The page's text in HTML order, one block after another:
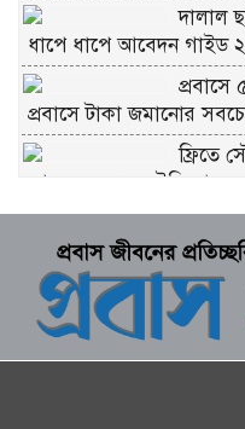
দালাল
ধাপে ধাপে আবেদন গাইড
প্রবাসে
প্রবাসে টাকা জমানোর
ফ্রিতে
আবেদন করুন সৌদি আরব
বলে জানুন
ভাগে
ব্যাখ্যা